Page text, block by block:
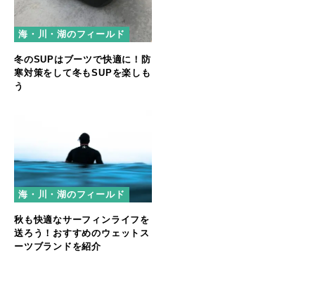
海・川・湖のフィールド
冬のSUPはブーツで快適に！防
寒対策をして冬もSUPを楽しも
う
海・川・湖のフィールド
秋も快適なサーフィンライフを
送ろう！おすすめのウェットス
ーツブランドを紹介